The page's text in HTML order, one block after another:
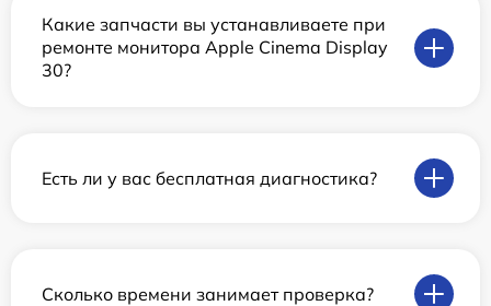
Какие запчасти вы устанавливаете при
ремонте монитора Apple Cinema Display
30?
Есть ли у вас бесплатная диагностика?
Сколько времени занимает проверка?